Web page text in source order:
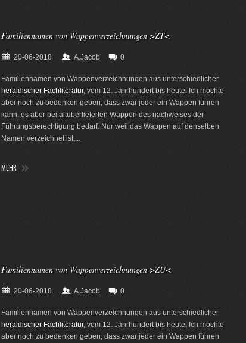
Familiennamen von Wappenverzeichnungen >ZT<
20-06-2018 A.Jacob 0
Familiennamen von Wappenverzeichnungen aus unterschiedlicher
heraldischer Fachliteratur, vom 12. Jahrhundert bis heute. Ich möchte
aber noch zu bedenken geben, dass zwar jeder ein Wappen führen
kann, es aber bei altüberlieferten Wappen des nachweises der
Führungsberechtigung bedarf. Nur weil das Wappen auf denselben
Namen verzeichnet ist,...
MEHR
Familiennamen von Wappenverzeichnungen >ZU<
20-06-2018 A.Jacob 0
Familiennamen von Wappenverzeichnungen aus unterschiedlicher
heraldischer Fachliteratur, vom 12. Jahrhundert bis heute. Ich möchte
aber noch zu bedenken geben, dass zwar jeder ein Wappen führen